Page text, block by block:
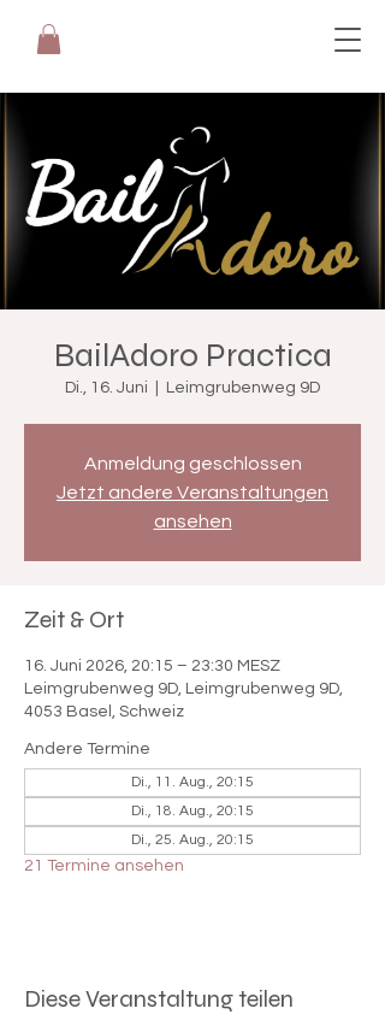
BailAdoro Practica
Di., 16. Juni Leimgrubenweg 9D
Anmeldung geschlossen
Jetzt andere Veranstaltungen
ansehen
Zeit & Ort
16. Juni 2026, 20:15 – 23:30 MESZ
Leimgrubenweg 9D, Leimgrubenweg 9D,
4053 Basel, Schweiz
Andere Termine
Di., 11. Aug., 20:15
Di., 18. Aug., 20:15
Di., 25. Aug., 20:15
21 Termine ansehen
Diese Veranstaltung teilen